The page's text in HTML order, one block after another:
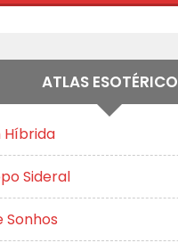
ATLAS ESOTÉRICO
Híbrida
Sideral
Sonhos